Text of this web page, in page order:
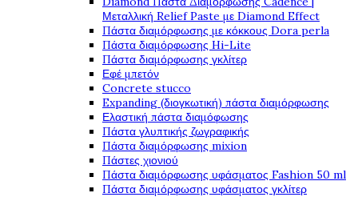
Μεταλλική Relief Paste με Diamond Effect
Πάστα διαμόρφωσης με κόκκους Dora perla
Πάστα διαμόρφωσης Hi-Lite
Πάστα διαμόρφωσης γκλίτερ
Εφέ μπετόν
Concrete stucco
Expanding (διογκωτική) πάστα διαμόρφωσης
Ελαστική πάστα διαμόφωσης
Πάστα γλυπτικής ζωγραφικής
Πάστα διαμόρφωσης mixion
Πάστες χιονιού
Πάστα διαμόρφωσης υφάσματος Fashion 50 ml
Πάστα διαμόρφωσης υφάσματος γκλίτερ